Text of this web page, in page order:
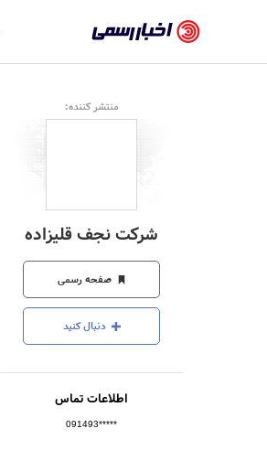
رسمی
-
اخبار
شرکت‌ها،
سازمان‌ها
و
روابط
عمومی‌ها
منتشر کننده:
شرکت نجف قلیزاده
صفحه رسمی
دنبال کنید
اطلاعات تماس
091493*****